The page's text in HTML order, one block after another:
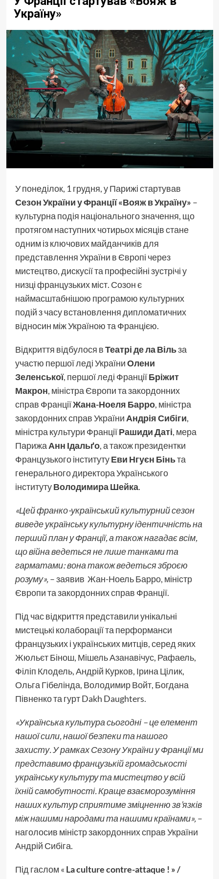
Україну»
У понеділок, 1 грудня, у Парижі стартував
Сезон України у Франції «Вояж в Україну» –
культурна подія національного значення, що
протягом наступних чотирьох місяців стане
одним із ключових майданчиків для
представлення України в Європі через
мистецтво, дискусії та професійні зустрічі у
низці французьких міст. Созон є
наймасштабнішою програмою культурних
подій з часу встановлення дипломатичних
відносин між Україною та Францією.
Відкриття відбулося вТеатрі де ла Вільза
участю першої леді УкраїниОлени
Зеленської, першої леді ФранціїБріжит
Макрон, міністра Європи та закордонних
справ ФранціїЖана-Ноеля Барро, міністра
закордонних справ України Андрія Сибіги,
міністра культури ФранціїРашиди Даті, мера
Парижа Анн Ідальґо, а також президентки
Французького інститутуЕви Нгуєн Біньта
генерального директора Українського
інститутуВолодимира Шейка.
«Цей франко-український культурний сезон
виведе українську культурну ідентичність на
перший план у Франції, а також нагадає всім,
що війна ведеться не лише танками та
гарматами: вона також ведеться зброєю
розуму»,– заявив Жан-Ноель Барро, міністр
Європи та закордонних справ Франції.
Під час відкриття представили унікальні
мистецькі колаборації та перформанси
французьких і українських митців, серед яких
Жюльєт Бінош, Мішель Азанавічус, Рафаель,
Філіп Клодель, Андрій Курков, Ірина Цілик,
Ольга Гібелінда, Володимир Войт, Богдана
Півненко та гурт Dakh Daughters.
«Українська культура сьогодні – це елемент
нашої сили, нашої безпеки та нашого
захисту. У рамках Сезону України у Франції ми
представимо французькій громадськості
українську культуру та мистецтво у всій
їхній самобутності. Краще взаєморозуміння
наших культур сприятиме зміцненню зв’язків
між нашими народами та нашими країнами»,–
наголосив міністр закордонних справ України
Андрій Сибіга.
Під гаслом « La culture contre-attaque ! » /